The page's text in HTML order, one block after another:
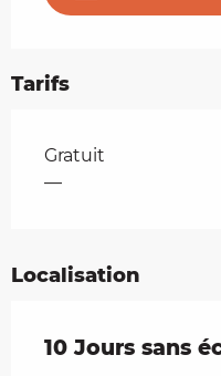
Tarifs
Tarifs 2026
Gratuit
—
Localisation
10 Jours sans